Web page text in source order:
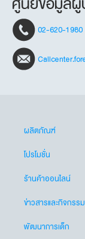
02-620-1980
ผลิตภัณฑ์
โปรโมชั่น
ร้านค้าออนไลน์
ข่าวสารและกิจกรรม
พัฒนาการเด็ก